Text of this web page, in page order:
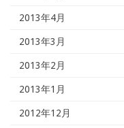
2013年4月
2013年3月
2013年2月
2013年1月
2012年12月